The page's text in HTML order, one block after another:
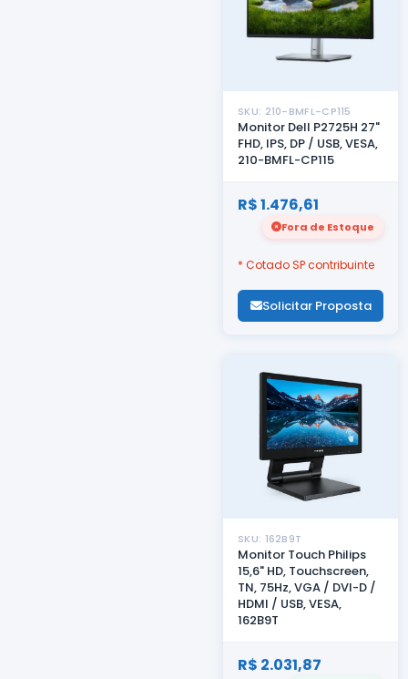
SKU: 210-BMFL-CP115
Monitor Dell P2725H 27"
FHD, IPS, DP / USB, VESA,
210-BMFL-CP115
R$ 1.476,61
Fora de Estoque
* Cotado SP contribuinte
Solicitar Proposta
SKU: 162B9T
Monitor Touch Philips
15,6" HD, Touchscreen,
TN, 75Hz, VGA / DVI-D /
HDMI / USB, VESA,
162B9T
R$ 2.031,87